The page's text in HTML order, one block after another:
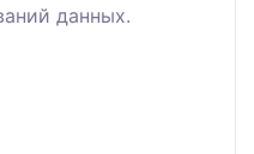
данных.